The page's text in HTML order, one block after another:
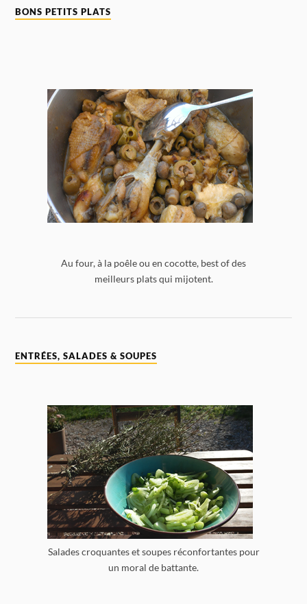
BONS PETITS PLATS
Au four, à la poêle ou en cocotte, best of des
meilleurs plats qui mijotent.
ENTRÉES, SALADES & SOUPES
Salades croquantes et soupes réconfortantes pour
un moral de battante.